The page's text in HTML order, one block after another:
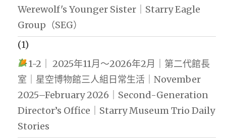
Werewolf's Younger Sister｜Starry Eagle
Group（SEG）
(1)
1-2｜ 2025年11月～2026年2月｜第二代館長
室｜星空博物館三人組日常生活｜November
2025–February 2026｜Second-Generation
Director’s Office｜Starry Museum Trio Daily
Stories